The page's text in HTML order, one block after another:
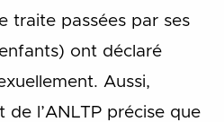
traite passées par ses
ont déclaré
Aussi,
de l’ANLTP précise que